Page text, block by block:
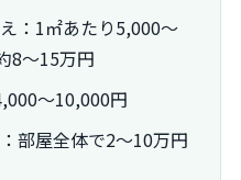
：1㎡あたり5,000～
8～15万円
～10,000円
部屋全体で2～10万円